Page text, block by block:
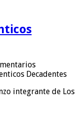
Decadentes
integrante de Los